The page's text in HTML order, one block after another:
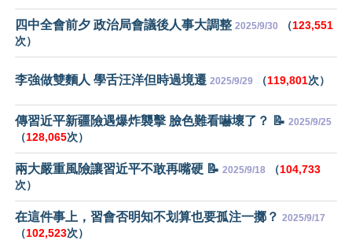
四中全會前夕 政治局會議後人事大調整 2025/9/30 （123,551
次）
李強做雙麵人 學舌汪洋但時過境遷 2025/9/29 （119,801次）
傳習近平新疆險遇爆炸襲擊 臉色難看嚇壞了？ 📝 2025/9/25
（128,065次）
兩大嚴重風險讓習近平不敢再嘴硬 📝 2025/9/18 （104,733
次）
在這件事上，習會否明知不划算也要孤注一擲？ 2025/9/17
（102,523次）